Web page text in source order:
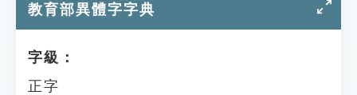
貓頭鷹博士
教育部異體字字典
字級：
正字